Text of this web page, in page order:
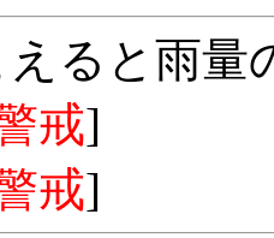
ると雨量
戒]
戒]